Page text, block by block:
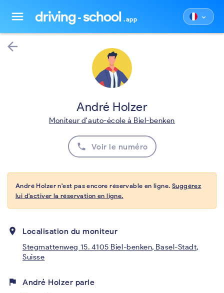
menu driving school .app keyboard_arrow_down
arrow_back
André Holzer
Moniteur d'auto-école à Biel-benken
phone Voir le numéro
André Holzer n'est pas encore réservable en ligne. Suggérez
lui d'activer la réservation en ligne.
place Localisation du moniteur
Stegmattenweg 15. 4105 Biel-benken, Basel-Stadt,
Suisse
flag André Holzer parle